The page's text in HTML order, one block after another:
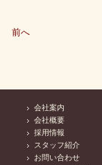
前へ
会社案内
会社概要
採用情報
スタッフ紹介
お問い合わせ